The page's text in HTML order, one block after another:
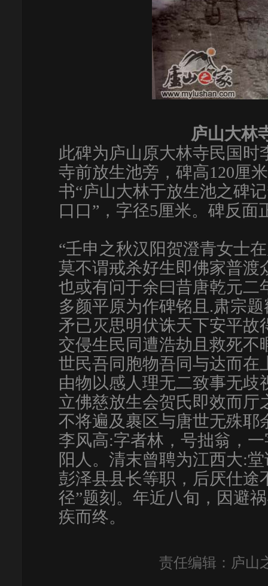
庐山大林
此碑为庐山原大林寺民国
寺前放生池旁，碑高120厘
书“庐山大林于放生池之碑
口口”，字径5厘米。碑反
“壬申之秋汉阳贺澄青女士
莫不谓戒杀好生即佛家普渡
也或有问于余曰昔唐乾元二
多颜平原为作碑铭且.肃宗
矛已灭思明伏诛天下安平
交侵生民同遭浩劫且救死
世民吾同胞物吾同与达而在
由物以感人理无二致事无
立佛慈放生会贺氏即效而
不将遍及裹区与唐世无殊耶
李风高:字者林，号拙翁，
阳人。清末曾聘为江西大:
彭泽县县长等职，后厌仕途
径”题刻。年近八旬，因避
疾而终。
责任编辑：庐山